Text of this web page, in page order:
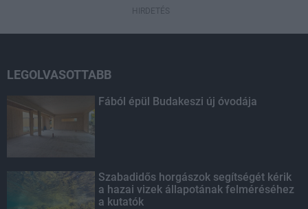
HIRDETÉS
LEGOLVASOTTABB
Fából épül Budakeszi új óvodája
Szabadidős horgászok segítségét kérik
a hazai vizek állapotának felméréséhez
a kutatók